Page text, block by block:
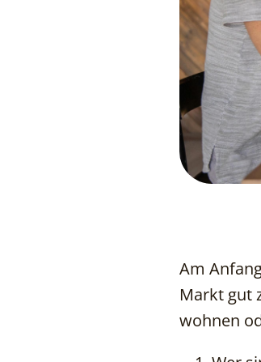
Am
Markt gut
wohnen